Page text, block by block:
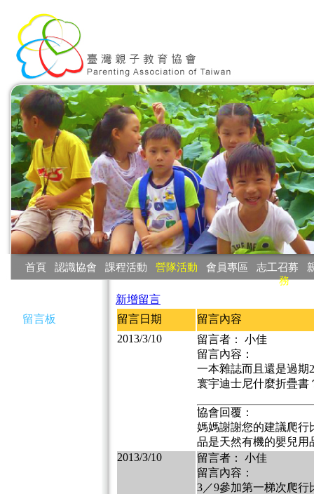
首頁 認識協會 課程活動 營隊活動 會員專區 志工召募
務
留言板
新增留言
留言日期
留言內容
2013/3/10
留言者： 小佳
留言內容：
一本雜誌而且還是過期
寰宇迪士尼什麼折疊書
協會回覆：
媽媽謝謝您的建議爬行
品是天然有機的嬰兒用
2013/3/10
留言者： 小佳
留言內容：
3／9參加第一梯次爬